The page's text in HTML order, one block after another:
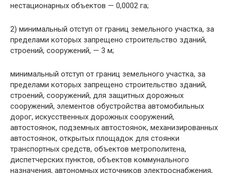
нестационарных объектов — 0,0002 га;
2) минимальный отступ от границ земельного участка, за
пределами которых запрещено строительство зданий,
строений, сооружений, — 3 м;
минимальный отступ от границ земельного участка, за
пределами которых запрещено строительство зданий,
строений, сооружений, для защитных дорожных
сооружений, элементов обустройства автомобильных
дорог, искусственных дорожных сооружений,
автостоянок, подземных автостоянок, механизированных
автостоянок, открытых площадок для стоянки
транспортных средств, объектов метрополитена,
диспетчерских пунктов, объектов коммунального
назначения, автономных источников электроснабжения,